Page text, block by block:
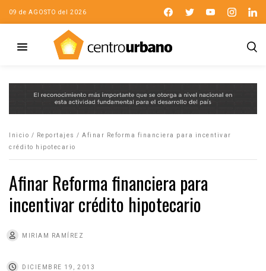
09 de AGOSTO del 2026
Inicio / Reportajes / Afinar Reforma financiera para incentivar
crédito hipotecario
Afinar Reforma financiera para
incentivar crédito hipotecario
MIRIAM RAMÍREZ
DICIEMBRE 19, 2013